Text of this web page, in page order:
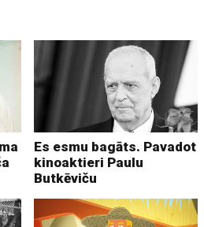
Es esmu bagāts. Pavadot
kinoaktieri Paulu
Butkēviču